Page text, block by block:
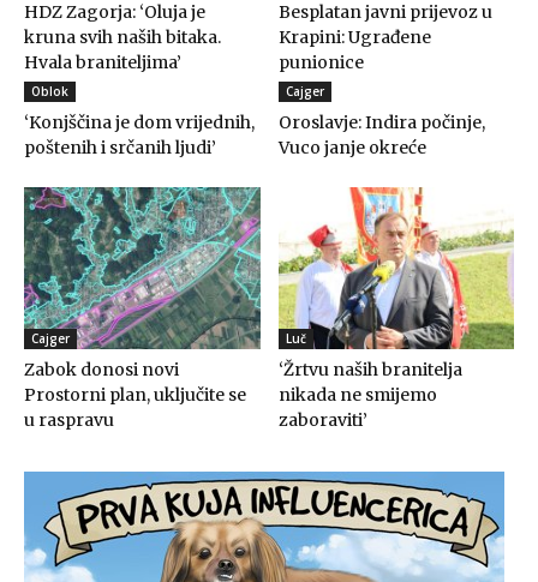
HDZ Zagorja: ‘Oluja je
kruna svih naših bitaka.
Hvala braniteljima’
Besplatan javni prijevoz u
Krapini: Ugrađene
punionice
Oblok
‘Konjščina je dom vrijednih,
poštenih i srčanih ljudi’
Cajger
Oroslavje: Indira počinje,
Vuco janje okreće
Cajger
Zabok donosi novi
Prostorni plan, uključite se
u raspravu
Luč
‘Žrtvu naših branitelja
nikada ne smijemo
zaboraviti’